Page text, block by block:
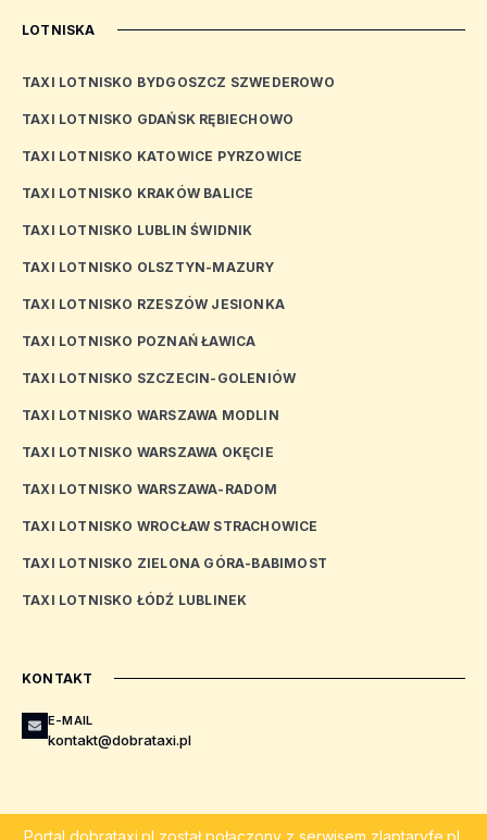
LOTNISKA
TAXI LOTNISKO BYDGOSZCZ SZWEDEROWO
TAXI LOTNISKO GDAŃSK RĘBIECHOWO
TAXI LOTNISKO KATOWICE PYRZOWICE
TAXI LOTNISKO KRAKÓW BALICE
TAXI LOTNISKO LUBLIN ŚWIDNIK
TAXI LOTNISKO OLSZTYN-MAZURY
TAXI LOTNISKO RZESZÓW JESIONKA
TAXI LOTNISKO POZNAŃ ŁAWICA
TAXI LOTNISKO SZCZECIN-GOLENIÓW
TAXI LOTNISKO WARSZAWA MODLIN
TAXI LOTNISKO WARSZAWA OKĘCIE
TAXI LOTNISKO WARSZAWA-RADOM
TAXI LOTNISKO WROCŁAW STRACHOWICE
TAXI LOTNISKO ZIELONA GÓRA-BABIMOST
TAXI LOTNISKO ŁÓDŹ LUBLINEK
KONTAKT
E-MAIL
kontakt@dobrataxi.pl
Portal dobrataxi.pl został połączony z serwisem zlaptaryfe.pl